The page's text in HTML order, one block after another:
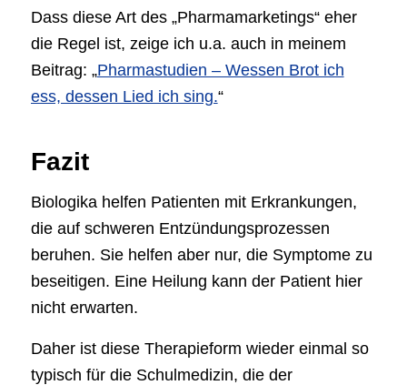
Dass diese Art des „Pharmamarketings“ eher
die Regel ist, zeige ich u.a. auch in meinem
Beitrag: „Pharmastudien – Wessen Brot ich
ess, dessen Lied ich sing.“
Fazit
Biologika helfen Patienten mit Erkrankungen,
die auf schweren Entzündungsprozessen
beruhen. Sie helfen aber nur, die Symptome zu
beseitigen. Eine Heilung kann der Patient hier
nicht erwarten.
Daher ist diese Therapieform wieder einmal so
typisch für die Schulmedizin, die der